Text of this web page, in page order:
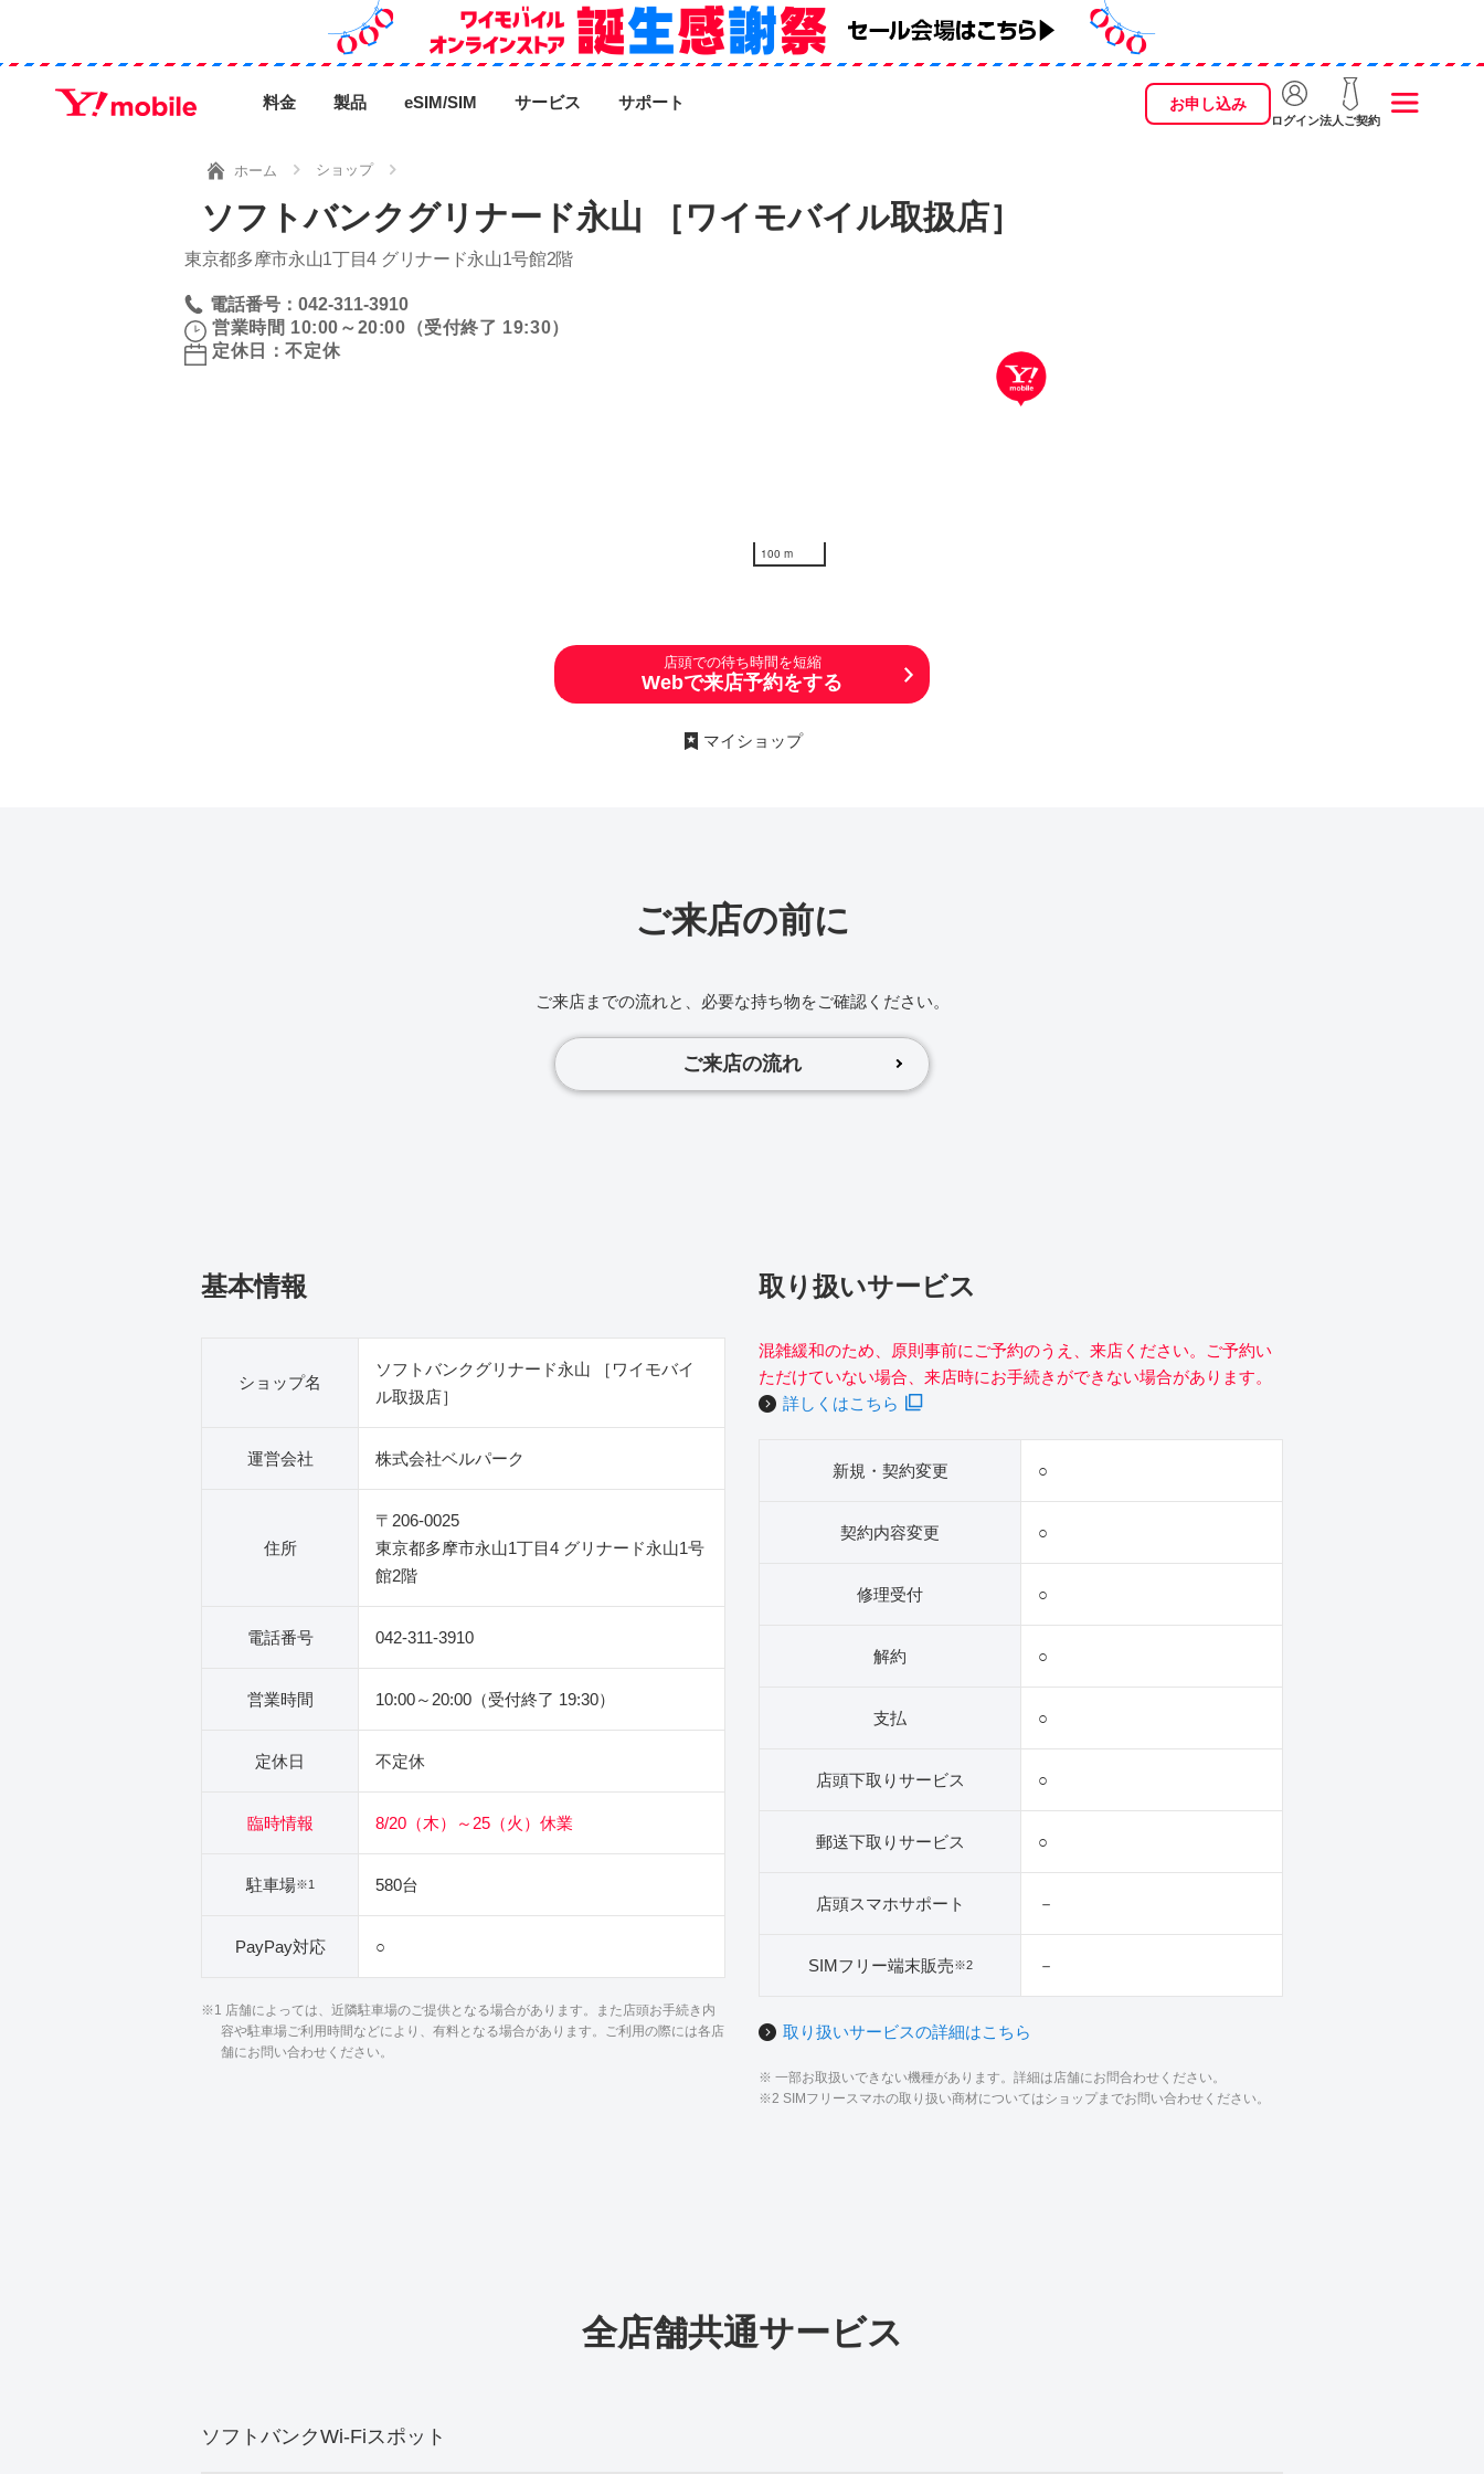
料金 製品 eSIM/SIM サービス サポート お申し込み
ログイン法人ご契約
ホーム ショップ
ソフトバンクグリナード永山 ［ワイモバイル取扱店］
東京都多摩市永山1丁目4 グリナード永山1号館2階
電話番号：042-311-3910
営業時間 10:00～20:00（受付終了 19:30）
定休日：不定休
100 m
店頭での待ち時間を短縮
Webで来店予約をする
マイショップ
ご来店の前に
ご来店までの流れと、必要な持ち物をご確認ください。
ご来店の流れ
基本情報
ショップ名
ソフトバンクグリナード永山 ［ワイモバイ
ル取扱店］
運営会社 株式会社ベルパーク
住所
〒206-0025
東京都多摩市永山1丁目4 グリナード永山1号
館2階
電話番号 042-311-3910
営業時間 10:00～20:00（受付終了 19:30）
定休日 不定休
臨時情報 8/20（木）～25（火）休業
駐車場※1 580台
PayPay対応 ○
※1 店舗によっては、近隣駐車場のご提供となる場合があります。また店頭お手続き内
容や駐車場ご利用時間などにより、有料となる場合があります。ご利用の際には各店
舗にお問い合わせください。
取り扱いサービス
混雑緩和のため、原則事前にご予約のうえ、来店ください。ご予約い
ただけていない場合、来店時にお手続きができない場合があります。
詳しくはこちら
新規・契約変更 ○
契約内容変更 ○
修理受付 ○
解約 ○
支払 ○
店頭下取りサービス ○
郵送下取りサービス ○
店頭スマホサポート －
SIMフリー端末販売※2 －
取り扱いサービスの詳細はこちら
※ 一部お取扱いできない機種があります。詳細は店舗にお問合わせください。
※2 SIMフリースマホの取り扱い商材についてはショップまでお問い合わせください。
全店舗共通サービス
ソフトバンクWi-Fiスポット